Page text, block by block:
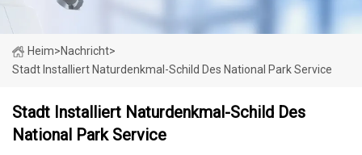
Heim>Nachricht>
Stadt Installiert Naturdenkmal-Schild Des National Park Service
Stadt Installiert Naturdenkmal-Schild Des
National Park Service